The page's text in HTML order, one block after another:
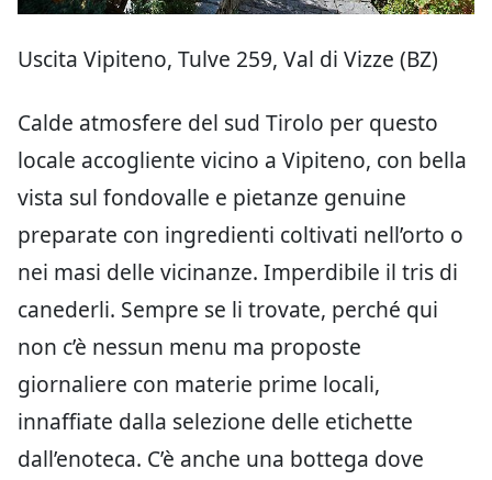
Uscita Vipiteno, Tulve 259, Val di Vizze (BZ)
Calde atmosfere del sud Tirolo per questo
locale accogliente vicino a Vipiteno, con bella
vista sul fondovalle e pietanze genuine
preparate con ingredienti coltivati nell’orto o
nei masi delle vicinanze. Imperdibile il tris di
canederli. Sempre se li trovate, perché qui
non c’è nessun menu ma proposte
giornaliere con materie prime locali,
innaffiate dalla selezione delle etichette
dall’enoteca. C’è anche una bottega dove